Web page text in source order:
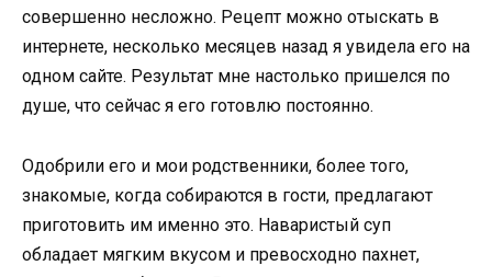
совершенно несложно. Рецепт можно отыскать в
интернете, несколько месяцев назад я увидела его на
одном сайте. Результат мне настолько пришелся по
душе, что сейчас я его готовлю постоянно.
Одобрили его и мои родственники, более того,
знакомые, когда собираются в гости, предлагают
приготовить им именно это. Наваристый суп
обладает мягким вкусом и превосходно пахнет,